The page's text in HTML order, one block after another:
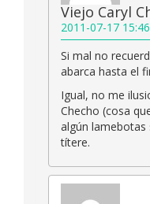
Viejo Caryl
2011-07-17
Si mal no
abarca hasta el
Igual, no me
Checho (cosa
algún lamebotas
títere.